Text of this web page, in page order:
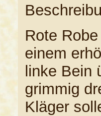
Rote
einem
linke Bein
grimmig
Kläger